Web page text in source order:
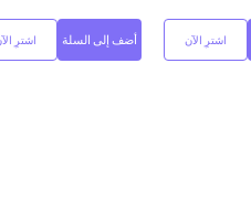
اشترِ الآن أضف إلى السلة اشترِ